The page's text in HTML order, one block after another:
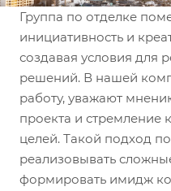
Группа по отделке
инициативность и
создавая условия для
решений. В нашей
работу, уважают
проекта и
целей. Такой подход
реализовывать
формировать имидж